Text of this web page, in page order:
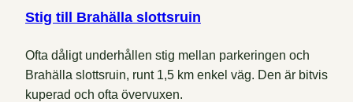
Stig till Brahälla slottsruin
Ofta dåligt underhållen stig mellan parkeringen och
Brahälla slottsruin, runt 1,5 km enkel väg. Den är bitvis
kuperad och ofta övervuxen.